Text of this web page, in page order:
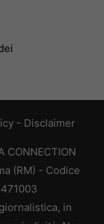
- Disclaimer
CONNECTION
(RM) - Codice
in